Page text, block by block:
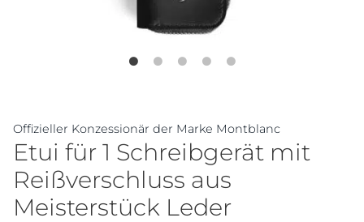
Offizieller Konzessionär der Marke Montblanc
Etui für 1 Schreibgerät mit
Reißverschluss aus
Meisterstück Leder